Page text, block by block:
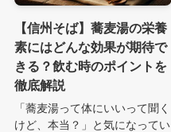
【信州そば】蕎麦湯の栄養
素にはどんな効果が期待で
きる？飲む時のポイントを
徹底解説
「蕎麦湯って体にいいって聞く
けど、本当？」と気になってい